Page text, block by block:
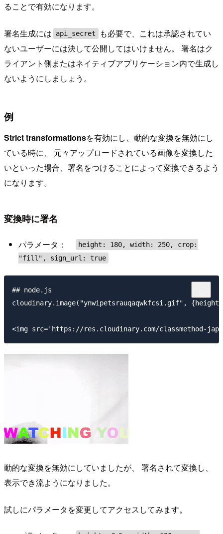
ることで有効になります。
署名生成には api_secret
も必要で、これは承認されてい
ないユーザーには決して公開してはいけません。 署名はク
ライアント側またはネイティブアプリケーション内で生成し
ないようにしましょう。
例
Strict transformationsを有効にし、動的な変換を無効にし
ている時に、 元々アップロードされている画像を変換した
いといった場合、署名をつけることによって変換できるよう
になります。
変換時に署名
パラメータ：
height: 180, width: 250, crop:
"fill", sign_url: true
## node.js
cloudinary.image("ynwipetsrauqaqwkfcsi.gif",
動的な変換を無効にしていましたが、 署名されて変換し、
表示でき流ようになりました。
試しにパラメータを変更してアクセスしてみます。